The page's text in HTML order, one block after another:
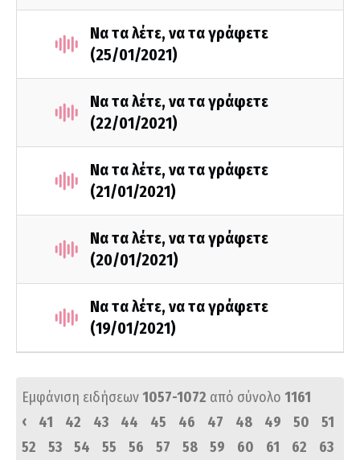
Να τα λέτε, να τα γράφετε
(25/01/2021)
Να τα λέτε, να τα γράφετε
(22/01/2021)
Να τα λέτε, να τα γράφετε
(21/01/2021)
Να τα λέτε, να τα γράφετε
(20/01/2021)
Να τα λέτε, να τα γράφετε
(19/01/2021)
Εμφάνιση ειδήσεων1057-1072 από σύνολο 1161
‹
41 42 43 44 45 46 47 48 49 50
51
52
53 54 55 56 57 58 59 60 61 62
63